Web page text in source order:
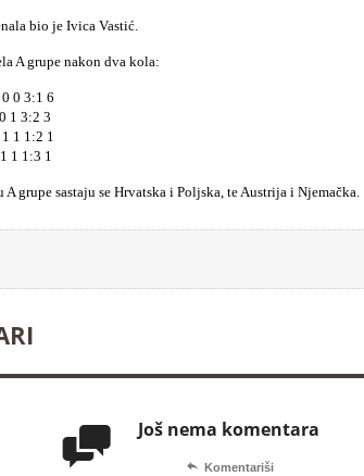
bio je Ivica Vastić.
A grupe nakon dva kola:
0 3:1 6
1 3:2 3
1 1:2 1
1:3 1
grupe sastaju se Hrvatska i Poljska, te Austrija i Njemačka.
 Još nema komentara
 Komentariši